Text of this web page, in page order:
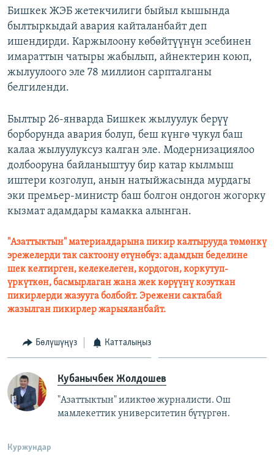
Бишкек ЖЭБ жетекчилиги быйыл кышында
былтыркыдай авария кайталанбайт деп
ишендирди. Каржылоону көбөйтүүнүн эсебинен
имараттын чатыры жабылып, айнектерин коюп,
жылуулоого эле 78 миллион сарпталганы
белгиленди.
Былтыр 26-январда Бишкек жылуулук берүү
борборунда авария болуп, беш күнгө чукул баш
калаа жылуулуксуз калган эле. Модернизациялоо
долбооруна байланыштуу бир катар кылмыш
иштери козголуп, анын натыйжасында мурдагы
эки премьер-министр баш болгон ондогон жогорку
кызмат адамдары камакка алынган.
"Азаттыктын" материалдарына пикир калтырууда төмөнкү
эрежелерди так сактоону өтүнөбүз: адамдын беделине
шек келтирген, келекелеген, кордогон, коркутуп-
үркүткөн, басмырлаган жана жек көрүүнү козуткан
пикирлерди жазууга болбойт. Эрежени сактабай
жазылган пикирлер жарыяланбайт.
Бөлүшүңүз Катталыңыз
Кубанычбек Жолдошев
"Азаттыктын" иликтөө журналисти. Ош
мамлекеттик университетин бүтүргөн.
Куржундар